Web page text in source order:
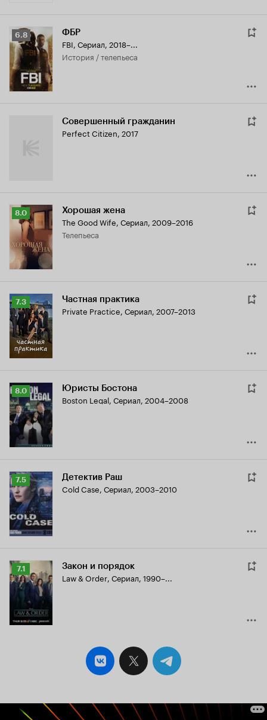
Рейтинг
Кинопоиска
6.8
6.8 ФБР
FBI, Сериал, 2018–...
история / телепьеса
Совершенный гражданин
Perfect Citizen, 2017
Рейтинг
Кинопоиска
8.0
8.0 Хорошая жена
The Good Wife, Сериал, 2009–2016
телепьеса
Рейтинг
Кинопоиска
7.3
7.3 Частная практика
Private Practice, Сериал, 2007–2013
Рейтинг
Кинопоиска
8.0
8.0 Юристы Бостона
Boston Legal, Сериал, 2004–2008
Рейтинг
Кинопоиска
7.5
7.5 Детектив Раш
Cold Case, Сериал, 2003–2010
Рейтинг
Кинопоиска
7.1
7.1 Закон и порядок
Law & Order, Сериал, 1990–...